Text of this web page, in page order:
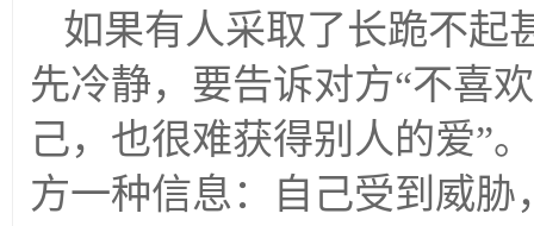
如果有人采取了长跪不起
先冷静，要告诉对方“不喜
己，也很难获得别人的爱”
方一种信息：自己受到威